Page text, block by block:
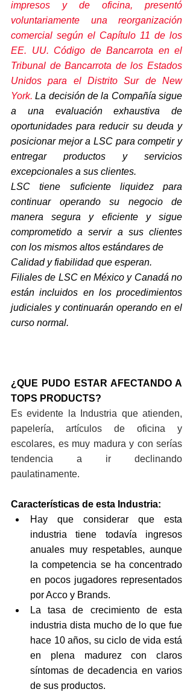
impresos y de oficina, presentó
voluntariamente una reorganización
comercial según el Capítulo 11 de los
EE. UU. Código de Bancarrota en el
Tribunal de Bancarrota de los Estados
Unidos para el Distrito Sur de New
York. La decisión de la Compañía sigue
a una evaluación exhaustiva de
oportunidades para reducir su deuda y
posicionar mejor a LSC para competir y
entregar productos y servicios
excepcionales a sus clientes.
LSC tiene suficiente liquidez para
continuar operando su negocio de
manera segura y eficiente y sigue
comprometido a servir a sus clientes
con los mismos altos estándares de
Calidad y fiabilidad que esperan.
Filiales de LSC en México y Canadá no
están incluidos en los procedimientos
judiciales y continuarán operando en el
curso normal.
¿QUE PUDO ESTAR AFECTANDO A
TOPS PRODUCTS?
Es evidente la Industria que atienden,
papelería, artículos de oficina y
escolares, es muy madura y con serías
tendencia a ir declinando
paulatinamente.
Características de esta Industria:
Hay que considerar que esta
industria tiene todavía ingresos
anuales muy respetables, aunque
la competencia se ha concentrado
en pocos jugadores representados
por Acco y Brands.
La tasa de crecimiento de esta
industria dista mucho de lo que fue
hace 10 años, su ciclo de vida está
en plena madurez con claros
síntomas de decadencia en varios
de sus productos.